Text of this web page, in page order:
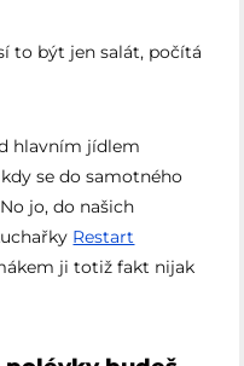
to být jen salát, počítá
hlavním jídlem
se do samotného
jo, do našich
Restart
ji totiž fakt nijak